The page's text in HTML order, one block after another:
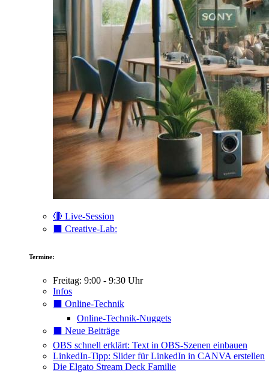
🔴 Live-Session
⬛️ Creative-Lab:
Termine:
Freitag: 9:00 - 9:30 Uhr
Infos
⬛️ Online-Technik
Online-Technik-Nuggets
⬛️ Neue Beiträge
OBS schnell erklärt: Text in OBS-Szenen einbauen
LinkedIn-Tipp: Slider für LinkedIn in CANVA erstellen
Die Elgato Stream Deck Familie